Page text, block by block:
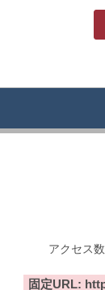
アクセス
固定URL: